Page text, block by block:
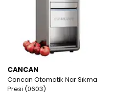
CANCAN
Cancan Otomatik Nar Sıkma
Presi (0603)